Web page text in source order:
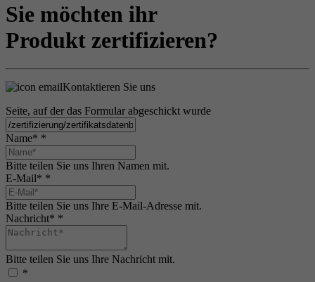
Sie möchten ihr
Produkt zertifizieren?
Kontaktieren Sie uns
Seite, auf der das Formular abgeschickt wurde
Name* *
Bitte teilen Sie uns Ihren Namen mit.
E-Mail* *
Bitte teilen Sie uns Ihre E-Mail-Adresse mit.
Nachricht* *
Bitte teilen Sie uns Ihre Nachricht mit.
*